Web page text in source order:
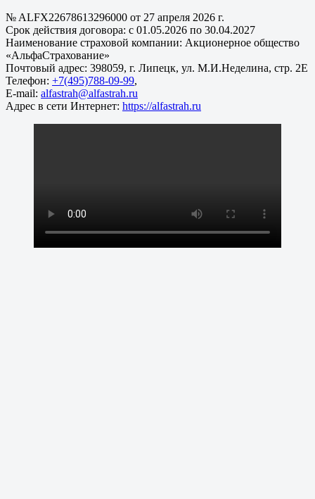
№ ALFX22678613296000 от 27 апреля 2026 г.
Срок действия договора: с 01.05.2026 по 30.04.2027
Наименование страховой компании: Акционерное общество
«АльфаСтрахование»
Почтовый адрес: 398059, г. Липецк, ул. М.И.Неделина, стр. 2Е
Телефон: +7(495)788-09-99,
E-mail: alfastrah@alfastrah.ru
Адрес в сети Интернет: https://alfastrah.ru